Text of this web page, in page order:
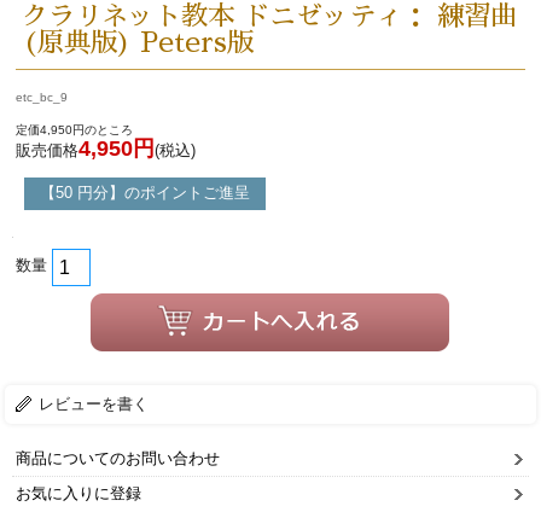
クラリネット教本 ドニゼッティ： 練習曲
(原典版) Peters版
etc_bc_9
定価4,950円のところ
販売価格4,950円 (税込)
【50 円分】のポイントご進呈
数量
レビューを書く
商品についてのお問い合わせ
お気に入りに登録